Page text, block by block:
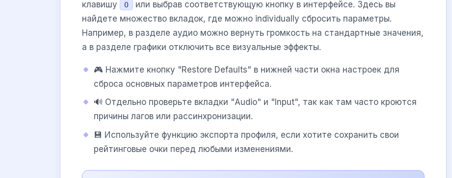
клавишу
O
или выбрав соответствующую кнопку в интерфейсе. Здесь вы
найдете множество вкладок, где можно individually сбросить параметры.
Например, в разделе аудио можно вернуть громкость на стандартные значения,
а в разделе графики отключить все визуальные эффекты.
🎮 Нажмите кнопку "Restore Defaults" в нижней части окна настроек для
сброса основных параметров интерфейса.
🔊 Отдельно проверьте вкладки "Audio" и "Input", так как там часто кроются
причины лагов или рассинхронизации.
💾 Используйте функцию экспорта профиля, если хотите сохранить свои
рейтинговые очки перед любыми изменениями.